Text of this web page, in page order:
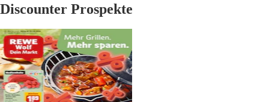
Discounter Prospekte